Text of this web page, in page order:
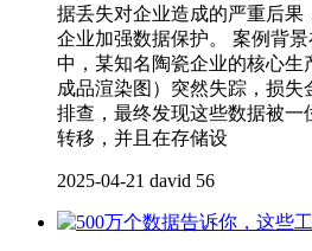
据丢失对企业造成的严重后果
企业加强数据保护。 案例背
中，某知名陶瓷企业的核心生
成品渲染图）突然失踪，损
排查，最终发现这些数据被一
转移，并且在存储设
2025-04-21 david 56